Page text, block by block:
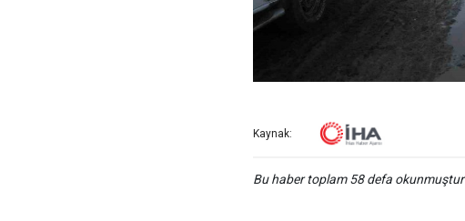
Kaynak:
Bu haber toplam 58 defa okunmuştur